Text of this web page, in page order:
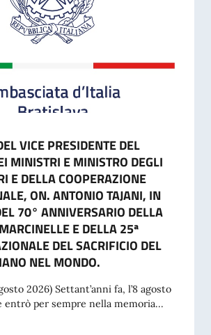
VICE PRESIDENTE DEL
MINISTRI E MINISTRO DEGLI
E DELLA COOPERAZIONE
ON. ANTONIO TAJANI, IN
70° ANNIVERSARIO DELLA
E DELLA 25ª
DEL SACRIFICIO DEL
NEL MONDO.
2026) Settant’anni fa, l’8 agosto
entrò per sempre nella memoria...